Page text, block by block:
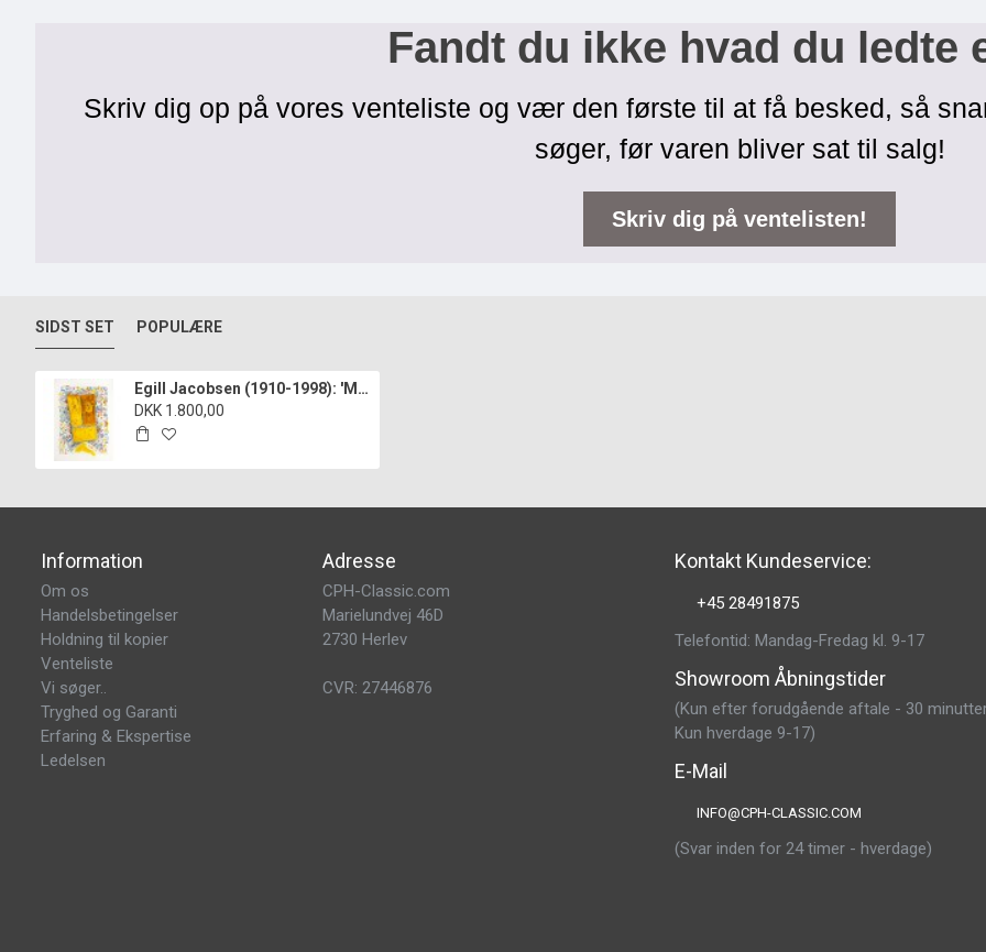
Fandt du ikke hvad du ledte
Skriv dig op på vores venteliste og vær den første til at få besked, så
søger, før varen bliver sat til salg!
Skriv dig på ventelisten!
SIDST SET POPULÆRE
Egill Jacobsen (1910-1998): 'Maskefigur'.
DKK 1.800,00
Information
Om os
Handelsbetingelser
Holdning til kopier
Venteliste
Vi søger..
Tryghed og Garanti
Erfaring & Ekspertise
Ledelsen
Adresse
CPH-Classic.com
Marielundvej 46D
2730 Herlev
CVR: 27446876
Kontakt Kundeservice:
+45 28491875
Telefontid: Mandag-Fredag kl. 9-17
Showroom Åbningstider
(Kun efter forudgående aftale - 30
Kun hverdage 9-17)
E-Mail
INFO@CPH-CLASSIC.COM
(Svar inden for 24 timer - hverdage)